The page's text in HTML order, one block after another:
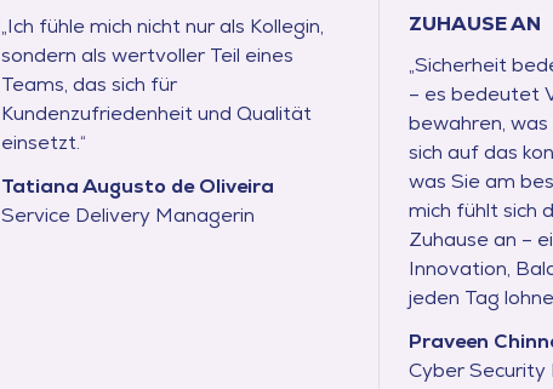
„Ich fühle mich nicht nur als Kollegin,
sondern als wertvoller Teil eines
Teams, das sich für
Kundenzufriedenheit und Qualität
einsetzt.“
Tatiana Augusto de Oliveira
Service Delivery Managerin
ZUHAUSE AN
„Sicherheit
– es bedeutet
bewahren,
sich auf das
was Sie am
mich fühlt sich
Zuhause an –
Innovation,
jeden Tag
Praveen
Cyber Security